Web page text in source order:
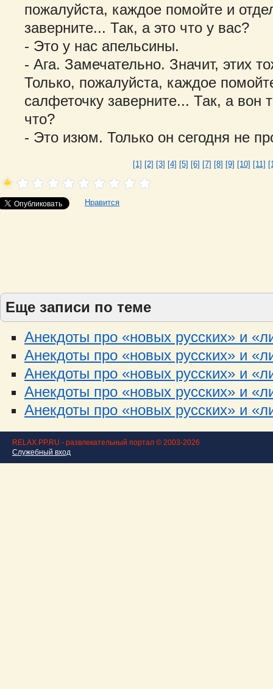
пожалуйста, каждое помойте и
заверните... Так, а это что у вас?
- Это у нас апельсины.
- Ага. Замечательно. Значит, этих
Только, пожалуйста, каждое
салфеточку заверните... Так, а вон
что?
- Это изюм. Только он сегодня не
[1] [2] [3] [4] [5] [6] [7] [8] [9] [10] [11]
Нравится
Еще записи по теме
Анекдоты про «новых русских» и
Анекдоты про «новых русских» и
Анекдоты про «новых русских» и
Анекдоты про «новых русских» и
Анекдоты про «новых русских» и
RELAX.PP.RU - развлекательный портал © 2003-2026
Служебный вход